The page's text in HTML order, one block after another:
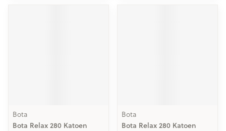
Bota
Bota Relax 280 Katoen
Bota
Bota Relax 280 Katoen